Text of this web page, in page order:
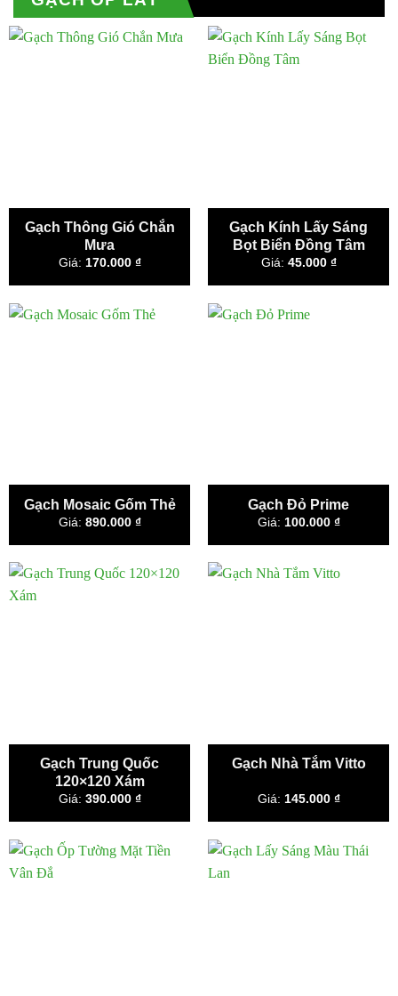
Gạch Thông Gió Chắn
Mưa
Giá: 170.000 ₫
Gạch Kính Lấy Sáng
Bọt Biển Đồng Tâm
Giá: 45.000 ₫
Gạch Mosaic Gốm Thẻ
Giá: 890.000 ₫
Gạch Đỏ Prime
Giá: 100.000 ₫
Gạch Trung Quốc
120×120 Xám
Giá: 390.000 ₫
Gạch Nhà Tắm Vitto
Giá: 145.000 ₫